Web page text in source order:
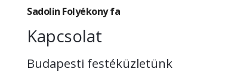
Sadolin Folyékony fa
Kapcsolat
Budapesti festéküzletünk